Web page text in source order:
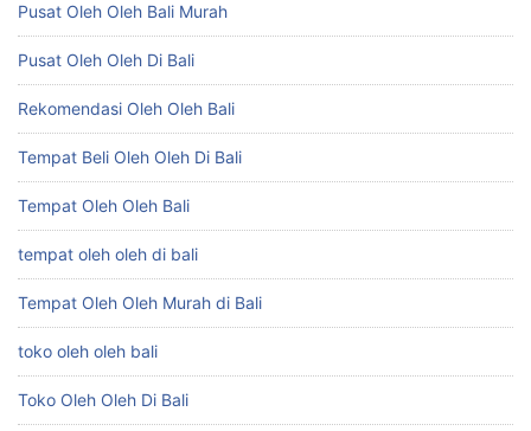
Pusat Oleh Oleh Bali Murah
Pusat Oleh Oleh Di Bali
Rekomendasi Oleh Oleh Bali
Tempat Beli Oleh Oleh Di Bali
Tempat Oleh Oleh Bali
tempat oleh oleh di bali
Tempat Oleh Oleh Murah di Bali
toko oleh oleh bali
Toko Oleh Oleh Di Bali